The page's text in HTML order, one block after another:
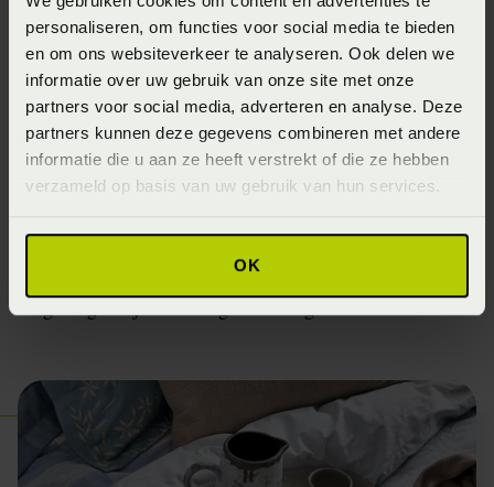
personaliseren, om functies voor social media te bieden
en om ons websiteverkeer te analyseren. Ook delen we
informatie over uw gebruik van onze site met onze
partners voor social media, adverteren en analyse. Deze
partners kunnen deze gegevens combineren met andere
informatie die u aan ze heeft verstrekt of die ze hebben
verzameld op basis van uw gebruik van hun services.
OK
afstand van Noordwijk met onze winkel
Beddenspecialist Verkade Katwijk en bieden de mooiste
dekbedovertrekken, hoeslakens, handdoeken, badmatten,
badjassen en dekbedden aan .
Beddenspecialist Verkade Noordwijk verzorgt de
levering en montage zonder extra kosten in Katwijk,
Warmond,Sassenheim,Hoofddorp,Heemstede,
Valkenburg
omgeving om jou volledig te ontzorgen.